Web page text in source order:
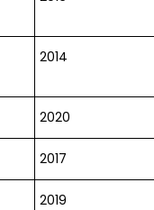
2014
2020
2017
2019